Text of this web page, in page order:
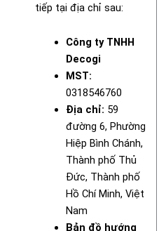
tiếp tại địa chỉ sau:
Công ty TNHH
Decogi
MST:
0318546760
Địa chỉ: 59
đường 6, Phường
Hiệp Bình Chánh,
Thành phố Thủ
Đức, Thành phố
Hồ Chí Minh, Việt
Nam
Bản đồ hướng